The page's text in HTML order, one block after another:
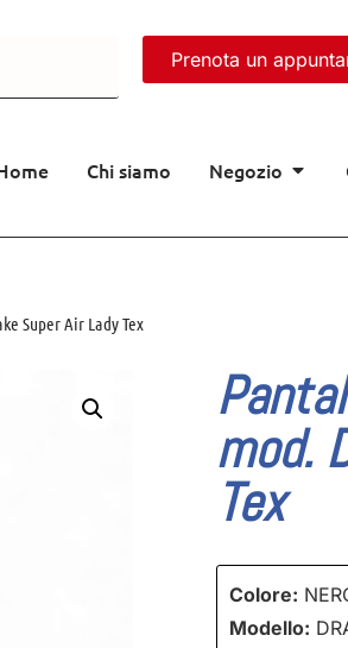
Prenota un
Chi siamo Negozio
Super Air Lady Tex
mod.
Tex
Colore:
Modello: